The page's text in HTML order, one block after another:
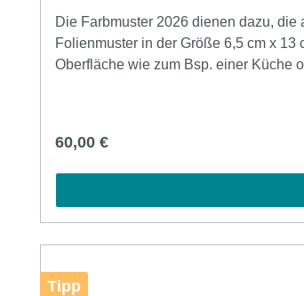
Die Farbmuster 2026 dienen dazu,
Folienmuster in der Größe 6,5 cm x
Oberfläche wie zum Bsp. einer Küche
Regulärer Preis:
60,00 €
Tipp